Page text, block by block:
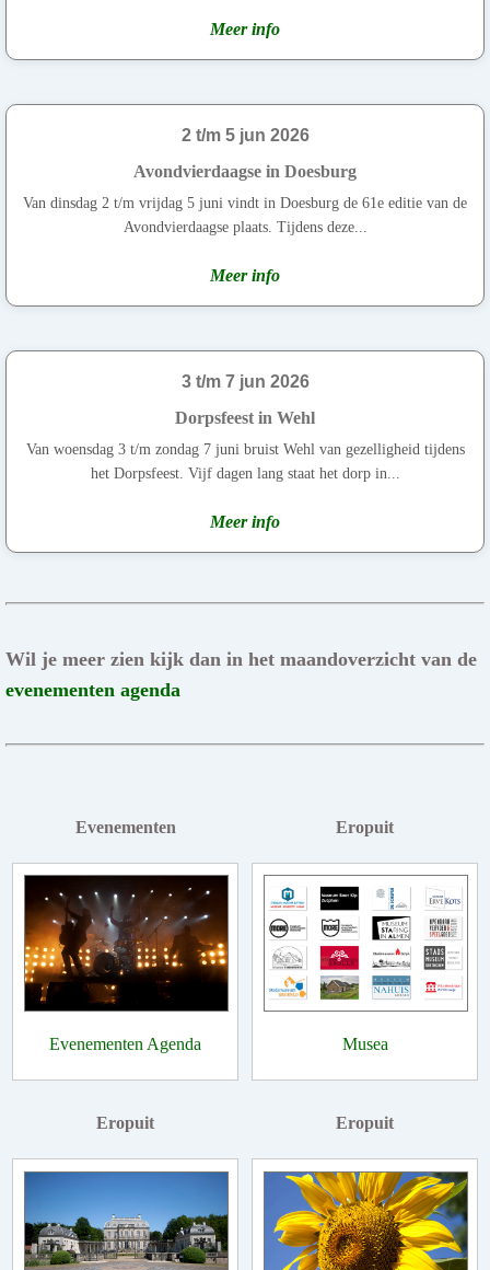
Meer info
2 t/m 5 jun 2026
Avondvierdaagse in Doesburg
Van dinsdag 2 t/m vrijdag 5 juni vindt in Doesburg de 61e editie van de
Avondvierdaagse plaats. Tijdens deze...
Meer info
3 t/m 7 jun 2026
Dorpsfeest in Wehl
Van woensdag 3 t/m zondag 7 juni bruist Wehl van gezelligheid tijdens
het Dorpsfeest. Vijf dagen lang staat het dorp in...
Meer info
Wil je meer zien kijk dan in het maandoverzicht van de
evenementen agenda
Evenementen
Evenementen Agenda
Eropuit
Musea
Eropuit Eropuit